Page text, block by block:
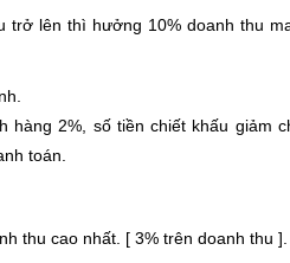
lên thì hưởng 10% doanh thu
hàng 2%, số tiền chiết khấu giảm
toán.
thu cao nhất. [ 3% trên doanh thu ].